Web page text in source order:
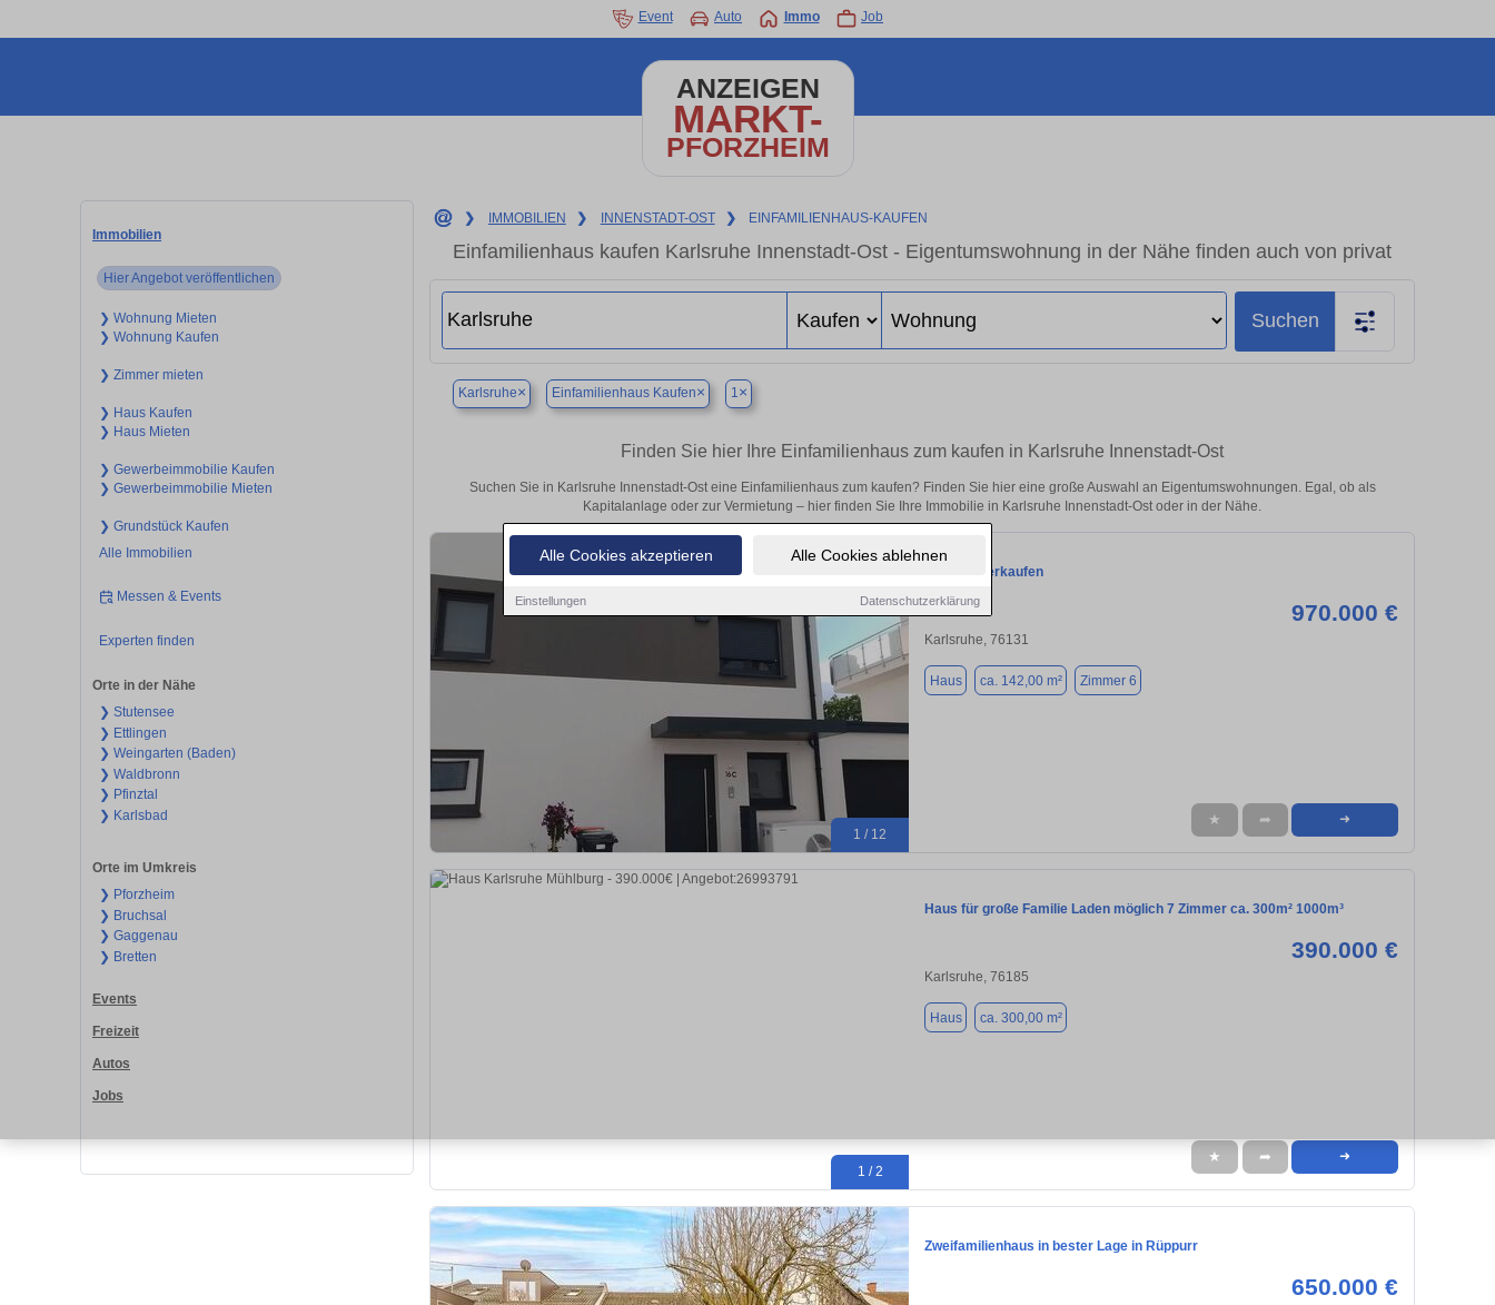
Alle Cookies akzeptieren Alle Cookies ablehnen
Einstellungen Datenschutzerklärung
Event Auto Immo Job
ANZEIGEN
MARKT-
PFORZHEIM
Immobilien
Hier Angebot veröffentlichen
❯ Wohnung Mieten
❯ Wohnung Kaufen
❯ Zimmer mieten
❯ Haus Kaufen
❯ Haus Mieten
❯ Gewerbeimmobilie Kaufen
❯ Gewerbeimmobilie Mieten
❯ Grundstück Kaufen
Alle Immobilien
Messen & Events
Experten finden
Orte in der Nähe
❯ Stutensee
❯ Ettlingen
❯ Weingarten (Baden)
❯ Waldbronn
❯ Pfinztal
❯ Karlsbad
Orte im Umkreis
❯ Pforzheim
❯ Bruchsal
❯ Gaggenau
❯ Bretten
Events
Freizeit
Autos
Jobs
❯ IMMOBILIEN ❯ INNENSTADT-OST ❯ EINFAMILIENHAUS-KAUFEN
Einfamilienhaus kaufen Karlsruhe Innenstadt-Ost - Eigentumswohnung in der Nähe finden auch von privat
Suchen
Karlsruhe× Einfamilienhaus Kaufen× 1×
Finden Sie hier Ihre Einfamilienhaus zum kaufen in Karlsruhe Innenstadt-Ost
Suchen Sie in Karlsruhe Innenstadt-Ost eine Einfamilienhaus zum kaufen? Finden Sie hier eine große Auswahl an Eigentumswohnungen. Egal, ob als
Kapitalanlage oder zur Vermietung – hier finden Sie Ihre Immobilie in Karlsruhe Innenstadt-Ost oder in der Nähe.
1 / 12
Haus zu verkaufen
970.000 €
Karlsruhe, 76131
Haus ca. 142,00 m² Zimmer 6
★ ➦ ➜
1 / 2
Haus für große Familie Laden möglich 7 Zimmer ca. 300m² 1000m³
390.000 €
Karlsruhe, 76185
Haus ca. 300,00 m²
★ ➦ ➜
Zweifamilienhaus in bester Lage in Rüppurr
650.000 €